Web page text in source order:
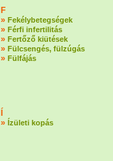
F
» Fekélybetegségek
» Férfi infertilitás
» Fertőző kiütések
» Fülcsengés, fülzúgás
» Fülfájás
» Ízületi kopás